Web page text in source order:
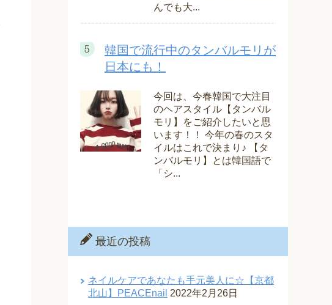
んでも大...
韓国で流行中のタンバルモリが
日本にも！
今回は、今春韓国で大注目
のヘアスタイル【タンバル
モリ】をご紹介したいと思
います！！ 今年の春のスタ
イルはこれで決まり♪ 【タ
ンバルモリ】とは韓国語で
「シ...
最近の投稿
ネイルケアであなたも手元美人に☆【京都
北山】PEACEnail 2022年2月26日